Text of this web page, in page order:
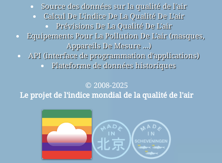
Source des données sur la qualité de l'air
Calcul De L'indice De La Qualité De L'air
Prévisions De La Qualité De L'air
Equipements Pour La Pollution De L'air (masques,
Appareils De Mesure ...)
API (interface de programmation d'applications)
Plateforme de données historiques
© 2008-2025
Le projet de l'indice mondial de la qualité de l'air